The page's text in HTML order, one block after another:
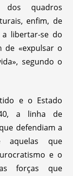
dos quadros
enfim, de
libertar-se do
de «expulsar o
segundo o
e o Estado
a linha de
defendiam a
que
e o
forças que